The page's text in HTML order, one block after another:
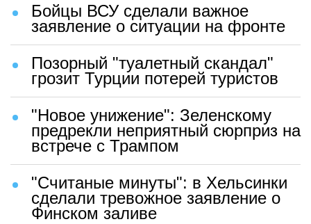
Бойцы ВСУ сделали важное
заявление о ситуации на фронте
Позорный "туалетный скандал"
грозит Турции потерей туристов
"Новое унижение": Зеленскому
предрекли неприятный сюрприз на
встрече с Трампом
"Считаные минуты": в Хельсинки
сделали тревожное заявление о
Финском заливе